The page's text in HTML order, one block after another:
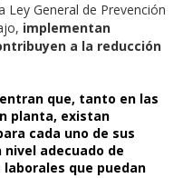
General de Prevención
implementan
a la reducción
que, tanto en las
planta, existan
cada uno de sus
nivel adecuado de
que puedan